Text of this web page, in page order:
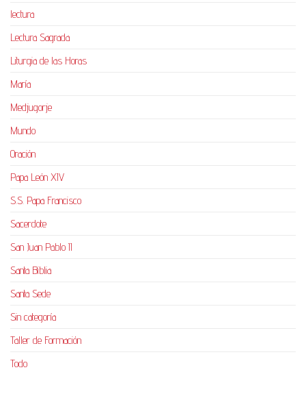
lectura
Lectura Sagrada
Liturgia de las Horas
María
Medjugorje
Mundo
Oración
Papa León XIV
S.S. Papa Francisco
Sacerdote
San Juan Pablo II
Santa Biblia
Santa Sede
Sin categoría
Taller de Formación
Todo